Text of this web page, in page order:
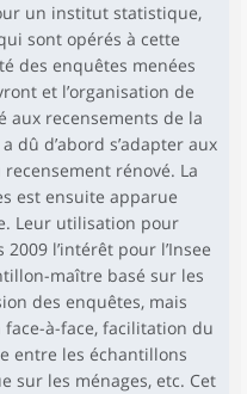
un institut statistique,
sont opérés à cette
des enquêtes menées
et l’organisation de
aux recensements de la
dû d’abord s’adapter aux
rénové. La
est ensuite apparue
Leur utilisation pour
l’intérêt pour l’Insee
maître basé sur les
des enquêtes, mais
à-face, facilitation du
entre les échantillons
sur les ménages, etc. Cet